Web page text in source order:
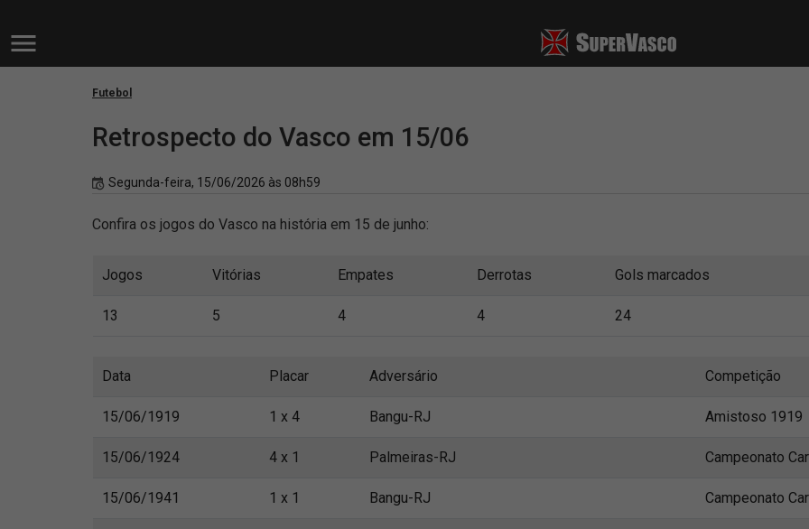
Futebol
Retrospecto do Vasco em 15/06
Segunda-feira, 15/06/2026 às 08h59
Confira os jogos do Vasco na história em 15 de junho:
Jogos Vitórias Empates Derrotas Gols marcados
13 5 4 4 24
Data Placar Adversário Competição
15/06/1919 1 x 4 Bangu-RJ Amistoso 1919
15/06/1924 4 x 1 Palmeiras-RJ Campeonato
15/06/1941 1 x 1 Bangu-RJ Campeonato